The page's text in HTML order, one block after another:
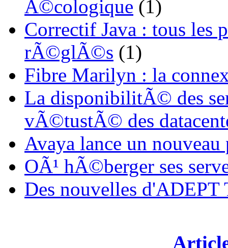
Ã©cologique (1)
Correctif Java : tous les
rÃ©glÃ©s (1)
Fibre Marilyn : la
La disponibilitÃ© des
vÃ©tustÃ© des
Avaya lance un nouveau
OÃ¹ hÃ©berger ses
Des nouvelles